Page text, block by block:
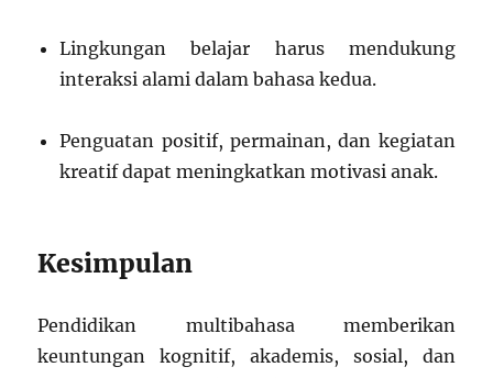
Lingkungan belajar harus mendukung
interaksi alami dalam bahasa kedua.
Penguatan positif, permainan, dan kegiatan
kreatif dapat meningkatkan motivasi anak.
Kesimpulan
Pendidikan multibahasa memberikan
keuntungan kognitif, akademis, sosial, dan